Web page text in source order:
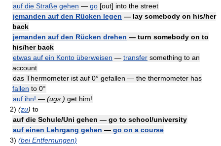
auf die Straße gehen — go [out] into the street
jemanden auf den Rücken legen — lay somebody on his/her
back
jemanden auf den Rücken drehen — turn somebody on to
his/her back
etwas auf ein Konto überweisen — transfer something to an
account
das Thermometer ist auf 0° gefallen — the thermometer has
fallen to 0°
auf ihn! — (ugs. ) get him!
2) (zu) to
auf die Schule/Uni gehen — go to school/university
auf einen Lehrgang gehen — go on a course
3) (bei Entfernungen)